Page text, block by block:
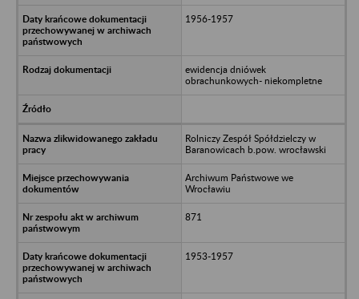
1956-1957
ewidencja dniówek
obrachunkowych- niekompletne
Rolniczy Zespół Spółdzielczy w
Baranowicach b.pow. wrocławski
Archiwum Państwowe we
Wrocławiu
871
1953-1957